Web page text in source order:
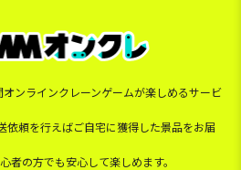
ンラインクレーンゲームが楽しめるサービ
頼を行えばご自宅に獲得した景品をお届
者の方でも安心して楽しめます。